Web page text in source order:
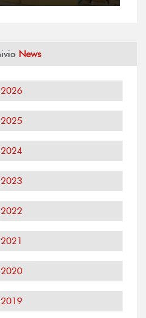
News
2026
2025
2024
2023
2022
2021
2020
2019